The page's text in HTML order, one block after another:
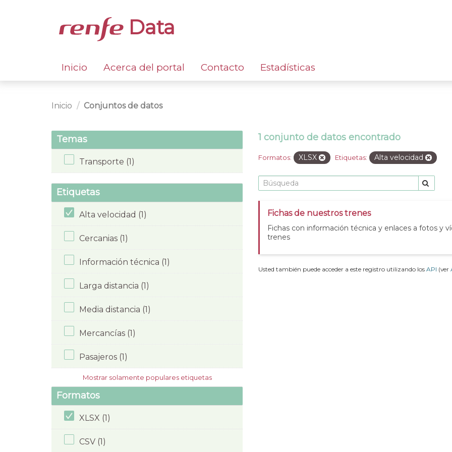
Data
Inicio Acerca del portal Contacto Estadísticas
Inicio Conjuntos de datos
Temas
Transporte (1)
Etiquetas
Alta velocidad (1)
Cercanias (1)
Información técnica (1)
Larga distancia (1)
Media distancia (1)
Mercancías (1)
Pasajeros (1)
Mostrar solamente populares etiquetas
Formatos
XLSX (1)
CSV (1)
1 conjunto de datos encontrado
Formatos: XLSX Etiquetas: Alta velocidad
Fichas de nuestros trenes
Fichas con información técnica y enlaces a fotos y
trenes
Usted también puede acceder a este registro utilizando los API (ver